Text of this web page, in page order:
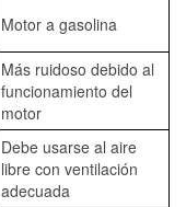
Motor a gasolina
Más ruidoso debido al
funcionamiento del
motor
Debe usarse al aire
libre con ventilación
adecuada